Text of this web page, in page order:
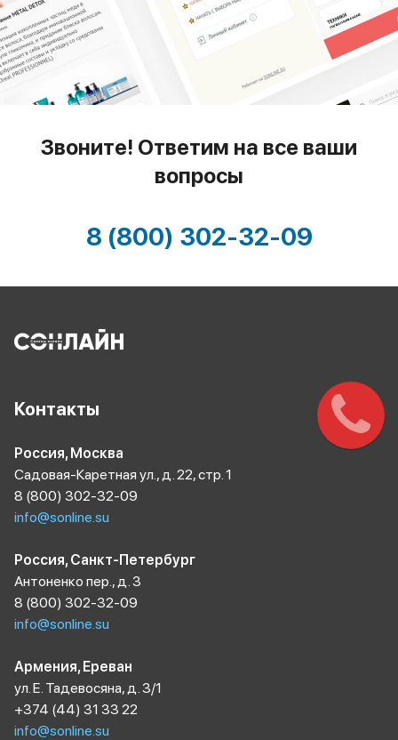
Звоните! Ответим на все ваши
вопросы
8 (800) 302-32-09
Контакты
Россия, Москва
Садовая-Каретная ул., д. 22, стр. 1
8 (800) 302-32-09
info@sonline.su
Россия, Санкт-Петербург
Антоненко пер., д. 3
8 (800) 302-32-09
info@sonline.su
Армения, Ереван
ул. Е. Тадевосяна, д. 3/1
+374 (44) 31 33 22
info@sonline.su